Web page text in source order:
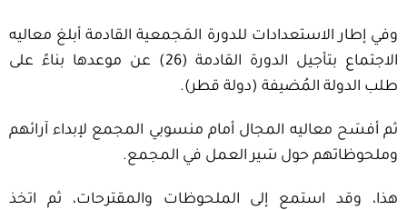
وفي إطار الاستعدادات للدورة المَجمعية القادمة أبلغ معاليه
الاجتماع بتأجيل الدورة القادمة (26) عن موعدها بناءً على
طلب الدولة المُضيفة (دولة قطر).
ثم أفسَح معاليه المجال أمام منسوبي المجمع لإبداء آرائهم
وملحوظاتهم حول سَير العمل في المجمع.
هذا، وقد استمع إلى الملحوظات والمقترحات، ثم اتخذ